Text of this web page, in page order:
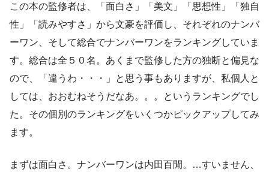
この本の監修者は、「面白さ」「美文」「思想性」「独自
性」「読みやすさ」から文豪を評価し、それぞれのナンバ
ーワン、そして総合でナンバーワンをランキングしていま
す。総合は全５０名。あくまで監修した方の独断と偏見な
ので、「違うわ・・・」と思う事もありますが、私個人と
しては、おおむねそうだなあ。。。というランキングでし
た。その個別のランキングをいくつかピックアップしてみ
ます。
まずは面白さ。ナンバーワンは内田百閒。…すいません、